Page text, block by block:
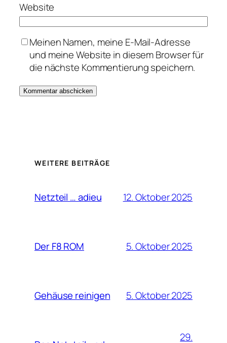
Website
Meinen Namen, meine E-Mail-Adresse
und meine Website in diesem Browser für
die nächste Kommentierung speichern.
WEITERE BEITRÄGE
Netzteil … adieu 12. Oktober 2025
Der F8 ROM 5. Oktober 2025
Gehäuse reinigen 5. Oktober 2025
29.